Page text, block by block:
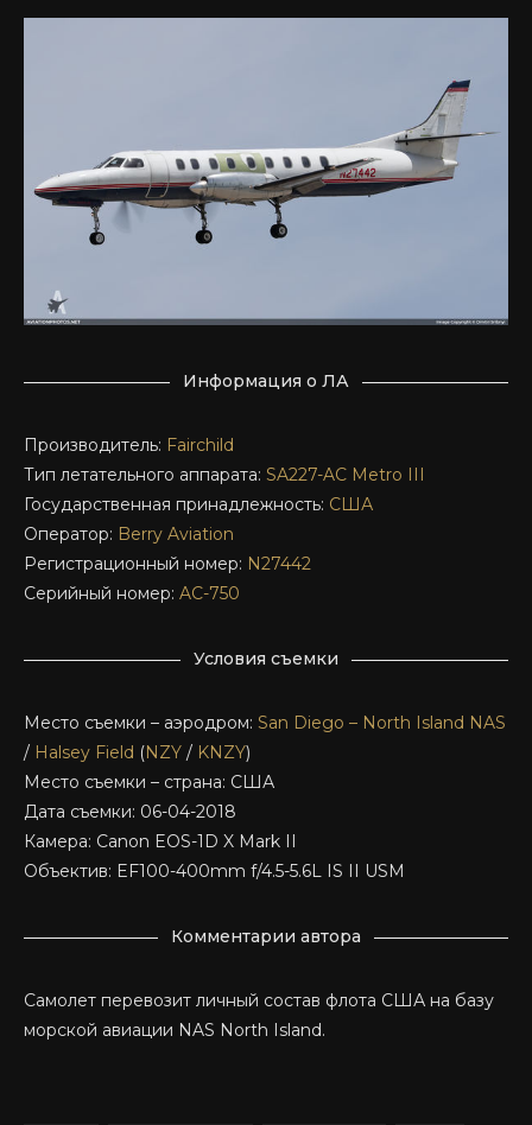
Информация о ЛА
Производитель: Fairchild
Тип летательного аппарата: SA227-AC Metro III
Государственная принадлежность: США
Оператор: Berry Aviation
Регистрационный номер: N27442
Серийный номер: AC-750
Условия съемки
Место съемки – аэродром: San Diego – North Island NAS
/ Halsey Field (NZY / KNZY)
Место съемки – страна: США
Дата съемки: 06-04-2018
Камера: Canon EOS-1D X Mark II
Объектив: EF100-400mm f/4.5-5.6L IS II USM
Комментарии автора
Самолет перевозит личный состав флота США на базу
морской авиации NAS North Island.